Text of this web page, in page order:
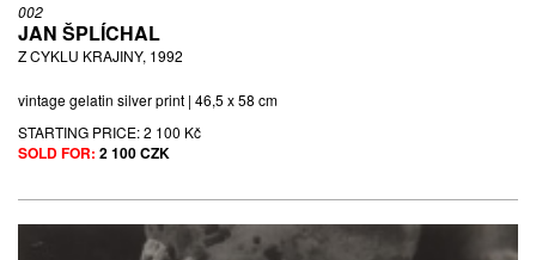
002
JAN ŠPLÍCHAL
Z CYKLU KRAJINY, 1992
vintage gelatin silver print | 46,5 x 58 cm
STARTING PRICE:2 100 Kč
SOLD FOR: 2 100 CZK